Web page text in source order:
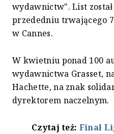
wydawnictw". List
przededniu trwającego
w Cannes.
W kwietniu ponad 100
wydawnictwa Grasset,
Hachette, na znak
dyrektorem naczelnym.
Czytaj też: Finał